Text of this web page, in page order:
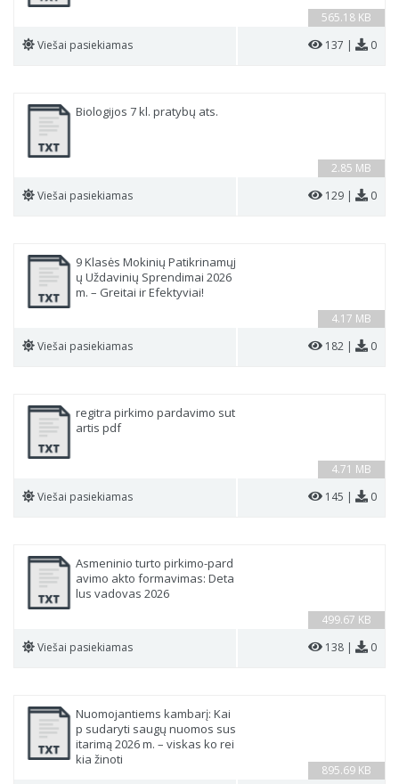
565.18 KB
Viešai pasiekiamas 137 | 0
2.85 MB
Biologijos 7 kl. pratybų ats.
Viešai pasiekiamas 129 | 0
4.17 MB
9 Klasės Mokinių Patikrinamųj
ų Uždavinių Sprendimai 2026
m. – Greitai ir Efektyviai!
Viešai pasiekiamas 182 | 0
4.71 MB
regitra pirkimo pardavimo sut
artis pdf
Viešai pasiekiamas 145 | 0
499.67 KB
Asmeninio turto pirkimo-pard
avimo akto formavimas: Deta
lus vadovas 2026
Viešai pasiekiamas 138 | 0
895.69 KB
Nuomojantiems kambarį: Kai
p sudaryti saugų nuomos sus
itarimą 2026 m. – viskas ko rei
kia žinoti